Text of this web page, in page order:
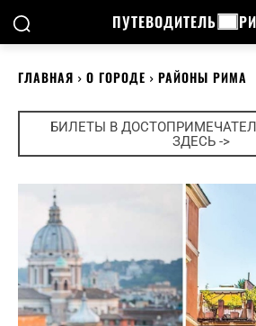
ПУТЕВОДИТЕЛЬ
ГЛАВНАЯ О ГОРОДЕ РАЙОНЫ РИМА
БИЛЕТЫ В
ЗДЕСЬ ->